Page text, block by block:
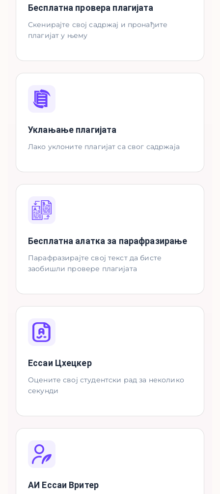
Бесплатна провера плагијата
Скенирајте свој садржај и пронађите
плагијат у њему
Уклањање плагијата
Лако уклоните плагијат са свог садржаја
Бесплатна алатка за парафразирање
Парафразирајте свој текст да бисте
заобишли провере плагијата
Ессаи Цхецкер
Оцените свој студентски рад за неколико
секунди
АИ Ессаи Вритер